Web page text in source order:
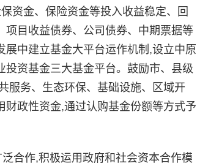
资金、保险资金等投入收益稳定、回
目收益债券、公司债券、中期票据等
中建立基金大平台运作机制,设立中原
资基金三大基金平台。鼓励市、县级
服务、生态环保、基础设施、区域开
政性资金,通过认购基金份额等方式予
合作,积极运用政府和社会资本合作模